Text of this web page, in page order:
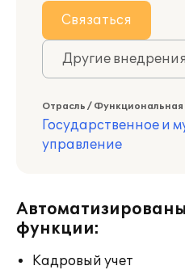
Связаться
Другие
Отрасль / Функциональная
Государственное и
управление
функции:
Кадровый учет